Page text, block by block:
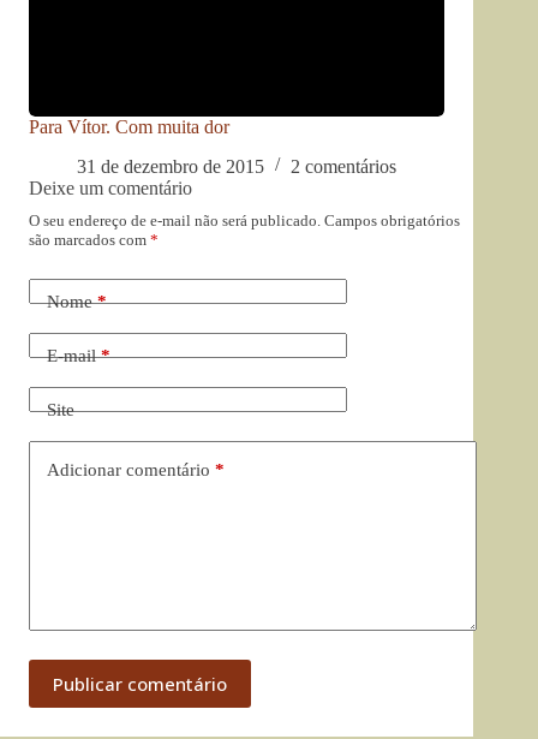
Para Vítor. Com muita dor
31 de dezembro de 2015
2 comentários
Deixe um comentário
O seu endereço de e-mail não será publicado. Campos obrigatórios
são marcados com *
Nome*
E-mail*
Site
Adicionar comentário *
Publicar comentário